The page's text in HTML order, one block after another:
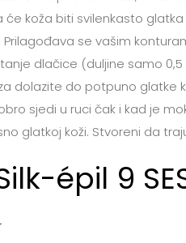
će koža biti svilenkasto
Prilagođava se vašim
dlačice (duljine samo
dolazite do potpuno glatke
sjedi u ruci čak i kad je
glatkoj koži. Stvoreni da
épil 9